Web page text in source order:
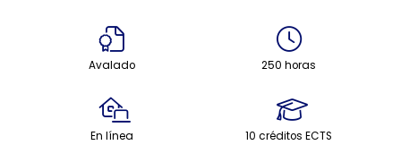
Avalado 250 horas
En línea 10 créditos ECTS